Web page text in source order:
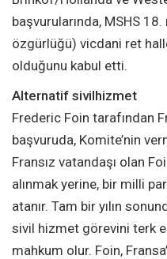
başvurularında, MSHS
özgürlüğü) vicdani ret
olduğunu kabul etti.
Alternatif sivilhizmet
Frederic Foin tarafından
başvuruda, Komite’nin
Fransız vatandaşı olan
alınmak yerine, bir milli
atanır. Tam bir yılın
sivil hizmet görevini terk
mahkum olur. Foin,